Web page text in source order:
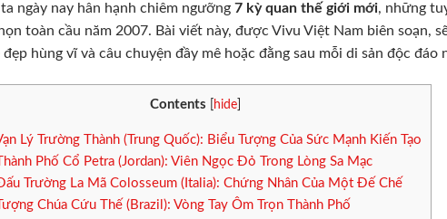
ngày nay hân hạnh chiêm ngưỡng 7 kỳ quan thế giới mới, những
toàn cầu năm 2007. Bài viết này, được Vivu Việt Nam biên soạn,
đẹp hùng vĩ và câu chuyện đầy mê hoặc đằng sau mỗi di sản độc đáo
Contents hide]
Lý Trường Thành (Trung Quốc): Biểu Tượng Của Sức Mạnh Kiến Tạo
Phố Cổ Petra (Jordan): Viên Ngọc Đỏ Trong Lòng Sa Mạc
Trường La Mã Colosseum (Italia): Chứng Nhân Của Một Đế Chế
Chúa Cứu Thế (Brazil): Vòng Tay Ôm Trọn Thành Phố